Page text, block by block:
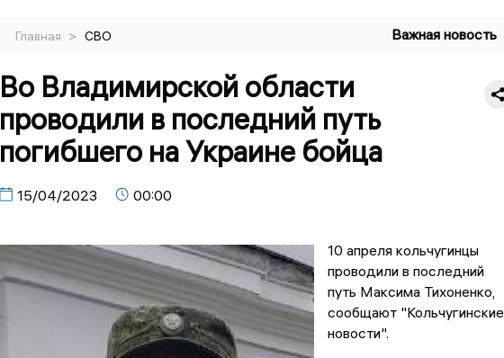
Главная > СВО Важная новость
Во Владимирской области
проводили в последний путь
погибшего на Украине бойца
15/04/2023 00:00
10 апреля кольчугинцы
проводили в последний
путь Максима Тихоненко,
сообщают "Кольчугинские
новости".